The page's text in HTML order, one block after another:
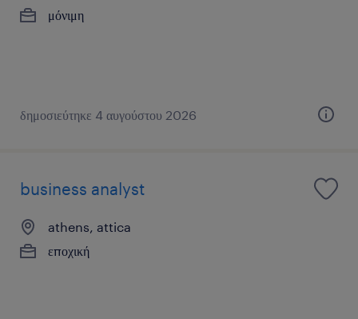
μόνιμη
δημοσιεύτηκε 4 αυγούστου 2026
business analyst
athens, attica
εποχική